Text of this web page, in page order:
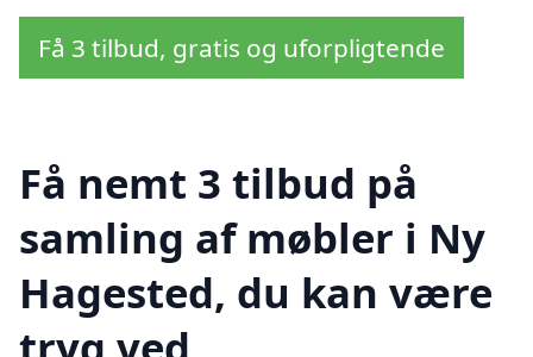
Få 3 tilbud, gratis og uforpligtende
Få nemt 3 tilbud på
samling af møbler i Ny
Hagested, du kan være